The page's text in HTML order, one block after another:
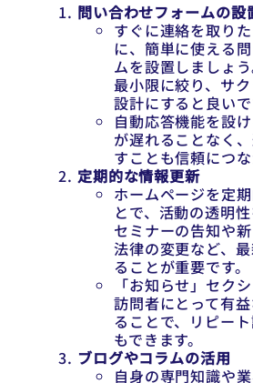
問い合わせフォームの設
すぐに連絡を取り
に、簡単に使える
ムを設置しましょ
最小限に絞り、サ
設計にすると良いで
自動応答機能を設
が遅れることなく
すことも信頼につな
定期的な情報更新
ホームページを定
とで、活動の透明性
セミナーの告知や新
法律の変更など、
ることが重要です。
「お知らせ」セク
訪問者にとって有
ることで、リピー
もできます。
ブログやコラムの活用
自身の専門知識や